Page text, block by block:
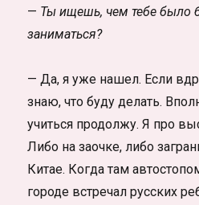
— Ты ищешь, чем тебе было
заниматься?
— Да, я уже нашел. Если
знаю, что буду делать.
учиться продолжу. Я про
Либо на заочке, либо
Китае. Когда там
городе встречал русских